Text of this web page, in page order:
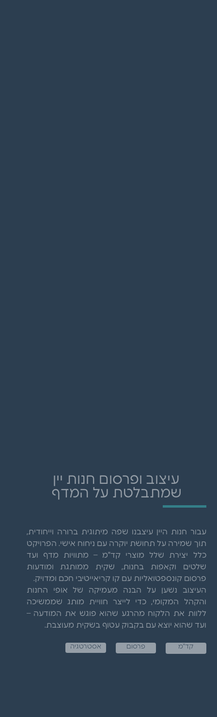
עיצוב ופרסום חנות יין
שמתבלטת על המדף
עבור חנות היין עיצבנו שפה מיתוגית ברורה וייחודית,
תוך שמירה על תחושת יוקרה עם ניחוח אישי. הפרויקט
כלל יצירת שלל מוצרי קד"מ – מתוויות מדף ועד
שלטים וקאפות בחנות, שקית ממותגת ומודעות
פרסום קונספטואליות עם קו קריאייטיבי חכם ומדויק.
העיצוב נשען על הבנה מעמיקה של אופי החנות
והקהל המקומי, כדי לייצר חוויית מותג שממשיכה
ללוות את הלקוח מהרגע שהוא פוגש את המודעה –
ועד שהוא יוצא עם בקבוק עטוף בשקית מעוצבת.
קד"מ פרסום אסטרטגיה